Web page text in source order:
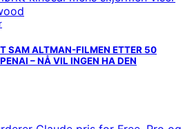
SAM ALTMAN-FILMEN ETTER 50
– NÅ VIL INGEN HA DEN